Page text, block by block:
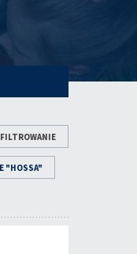
FILTROWANIE
"HOSSA"